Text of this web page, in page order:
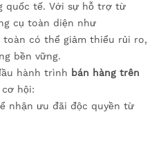
quốc tế. Với sự hỗ trợ từ
cụ toàn diện như
toàn có thể giảm thiểu rủi ro,
bền vững.
hành trình bán hàng trên
hội:
nhận ưu đãi độc quyền từ